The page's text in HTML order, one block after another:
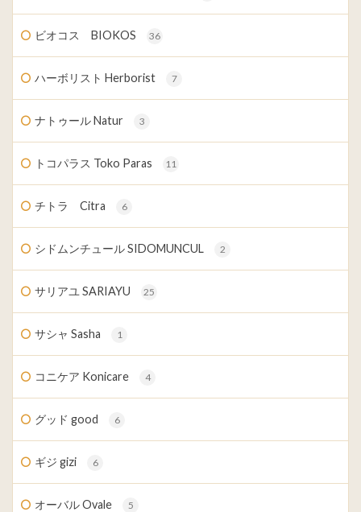
ビオコス BIOKOS 36
ハーボリスト Herborist 7
ナトゥール Natur 3
トコパラス Toko Paras 11
チトラ Citra 6
シドムンチュール SIDOMUNCUL 2
サリアユ SARIAYU 25
サシャ Sasha 1
コニケア Konicare 4
グッド good 6
ギジ gizi 6
オーバル Ovale 5